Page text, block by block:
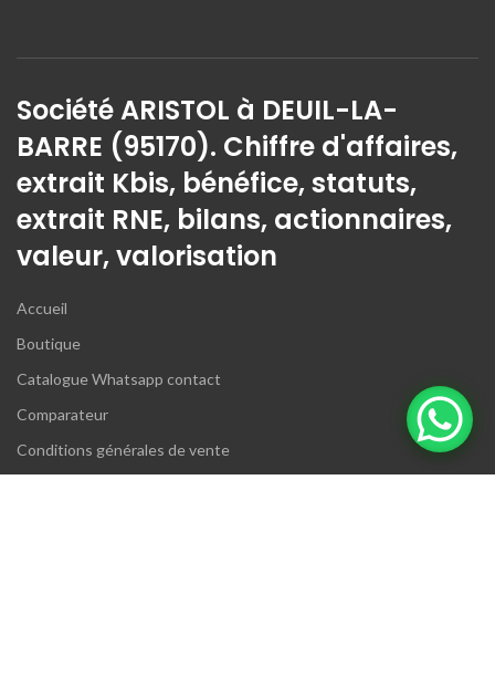
Société ARISTOL à DEUIL-LA-
BARRE (95170). Chiffre d'affaires,
extrait Kbis, bénéfice, statuts,
extrait RNE, bilans, actionnaires,
valeur, valorisation
Accueil
Boutique
Catalogue Whatsapp contact
Comparateur
Conditions générales de vente